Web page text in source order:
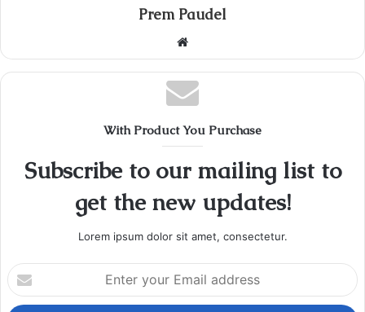
Prem Paudel
Website
With Product You Purchase
Subscribe to our mailing list to
get the new updates!
Lorem ipsum dolor sit amet, consectetur.
Enter
your
Email